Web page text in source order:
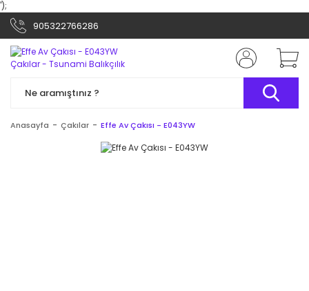
');
905322766286
Anasayfa Çakılar Effe Av Çakısı - E043YW